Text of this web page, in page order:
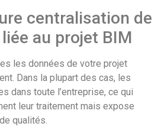
centralisation de
au projet BIM
les données de votre projet
Dans la plupart des cas, les
dans toute l’entreprise, ce qui
leur traitement mais expose
qualités.